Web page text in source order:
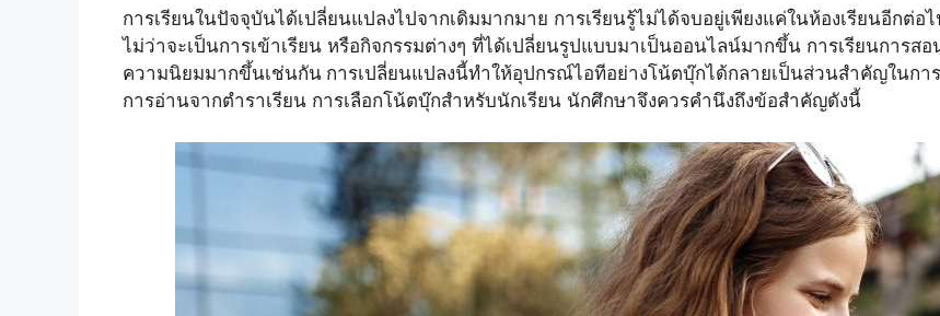
การเรียนในปัจจุบันได้เปลี่ยนแปลงไปจากเดิมมากมาย การเรียนรู้ไม่ได้จบอยู่เพียงแค่ในห้องเรียนอีก
ไม่ว่าจะเป็นการเข้าเรียน หรือกิจกรรมต่างๆ ที่ได้เปลี่ยนรูปแบบมาเป็นออนไลน์มากขึ้น การเรียนการส
ความนิยมมากขึ้นเช่นกัน การเปลี่ยนแปลงนี้ทำให้อุปกรณ์ไอทีอย่างโน้ตบุ๊กได้กลายเป็นส่วนสำคัญในกา
การอ่านจากตำราเรียน การเลือกโน้ตบุ๊กสำหรับนักเรียน นักศึกษาจึงควรคำนึงถึงข้อสำคัญดังนี้